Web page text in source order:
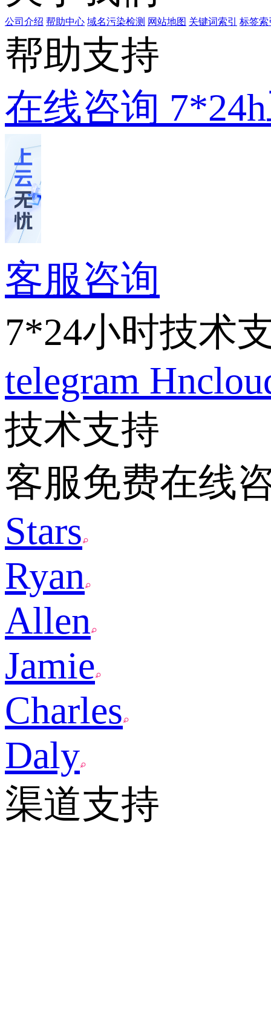
公司介绍 帮助中心 域名污染检测 网站地图 关键词索引 标签索
帮助支持
在线咨询
客服咨询
7*24小时技术
telegram
技术支持
客服免费在线
Stars
Ryan
Allen
Jamie
Charles
Daly
渠道支持